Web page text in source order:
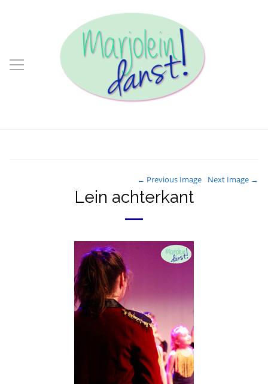
← Previous Image Next Image →
Lein achterkant